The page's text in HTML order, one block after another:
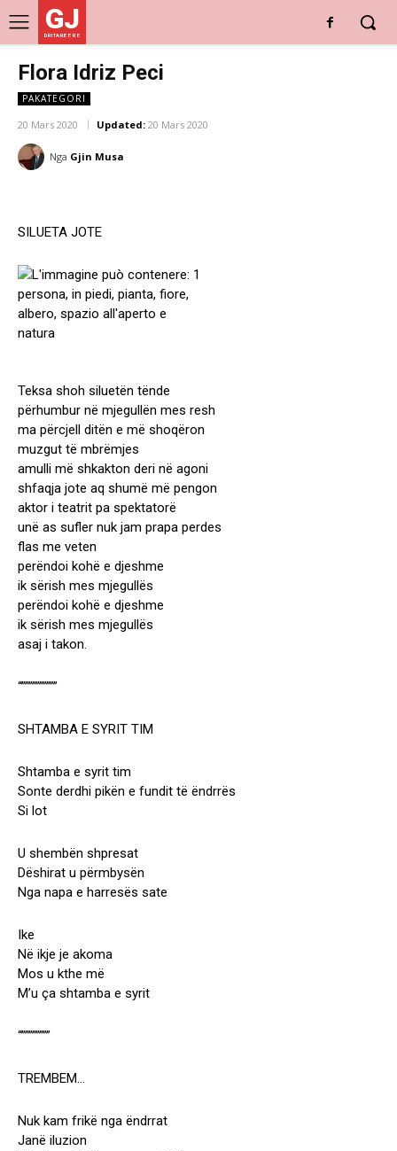
GJ
DRITARE E RE
Flora Idriz Peci
PAKATEGORI
20 Mars 2020 Updated: 20 Mars 2020
Nga Gjin Musa
SILUETA JOTE
Teksa shoh siluetën tënde
përhumbur në mjegullën mes resh
ma përcjell ditën e më shoqëron
muzgut të mbrëmjes
amulli më shkakton deri në agoni
shfaqja jote aq shumë më pengon
aktor i teatrit pa spektatorë
unë as sufler nuk jam prapa perdes
flas me veten
perëndoi kohë e djeshme
ik sërish mes mjegullës
perëndoi kohë e djeshme
ik sërish mes mjegullës
asaj i takon.
“””””””””””
SHTAMBA E SYRIT TIM
Shtamba e syrit tim
Sonte derdhi pikën e fundit të ëndrrës
Si lot
U shembën shpresat
Dëshirat u përmbysën
Nga napa e harresës sate
Ike
Në ikje je akoma
Mos u kthe më
M’u ça shtamba e syrit
“””””””””
TREMBEM…
Nuk kam frikë nga ëndrrat
Janë iluzion